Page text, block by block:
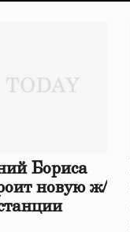
Бориса
новую ж/